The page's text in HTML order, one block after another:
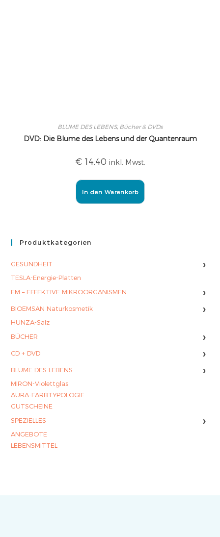
BLUME DES LEBENS, Bücher & DVDs
DVD: Die Blume des Lebens und der Quantenraum
€ 14,40 inkl. Mwst.
In den Warenkorb
Produktkategorien
GESUNDHEIT ›
TESLA-Energie-Platten
EM – EFFEKTIVE MIKROORGANISMEN
›
BIOEMSAN Naturkosmetik ›
HUNZA-Salz
BÜCHER
›
CD + DVD ›
BLUME DES LEBENS ›
MIRON-Violettglas
AURA-FARBTYPOLOGIE
GUTSCHEINE
SPEZIELLES
›
ANGEBOTE
LEBENSMITTEL